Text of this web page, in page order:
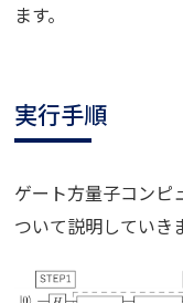
ます。
実行手順
ゲート方量子コンピ
ついて説明していき